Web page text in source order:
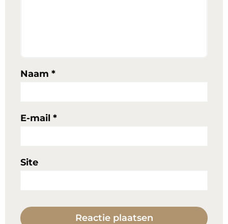
Naam *
E-mail *
Site